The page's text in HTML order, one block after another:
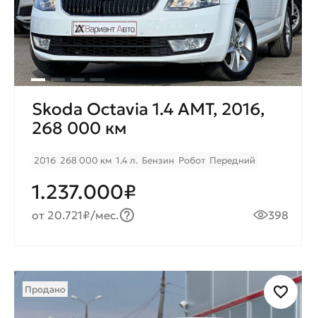
Skoda Octavia 1.4 AMT, 2016,
268 000 км
2016 268 000 км 1.4 л. Бензин Робот Передний
1.237.000₽
от 20.721₽/мес. 398
Продано